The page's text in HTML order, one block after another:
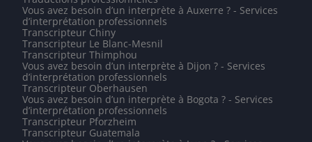
Vous avez besoin d’un interprète à Auxerre ? - Services
d’interprétation professionnels
Transcripteur Chiny
Transcripteur Le Blanc-Mesnil
Transcripteur Thimphou
Vous avez besoin d’un interprète à Dijon ? - Services
d’interprétation professionnels
Transcripteur Oberhausen
Vous avez besoin d’un interprète à Bogota ? - Services
d’interprétation professionnels
Transcripteur Pforzheim
Transcripteur Guatemala